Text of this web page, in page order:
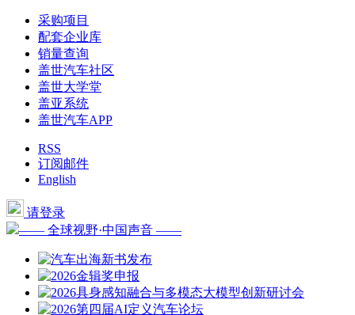
采购项目
配套企业库
销量查询
盖世汽车社区
盖世大学堂
盖亚系统
盖世汽车APP
RSS
订阅邮件
English
请登录
—— 全球视野·中国声音 ——